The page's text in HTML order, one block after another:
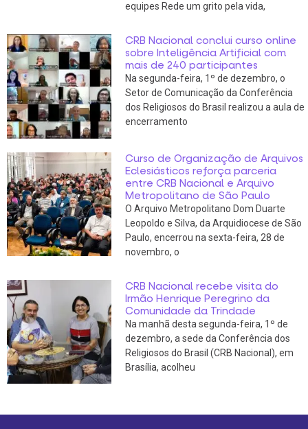
equipes Rede um grito pela vida,
CRB Nacional conclui curso online
sobre Inteligência Artificial com
mais de 240 participantes
Na segunda-feira, 1º de dezembro, o
Setor de Comunicação da Conferência
dos Religiosos do Brasil realizou a aula de
encerramento
Curso de Organização de Arquivos
Eclesiásticos reforça parceria
entre CRB Nacional e Arquivo
Metropolitano de São Paulo
O Arquivo Metropolitano Dom Duarte
Leopoldo e Silva, da Arquidiocese de São
Paulo, encerrou na sexta-feira, 28 de
novembro, o
CRB Nacional recebe visita do
Irmão Henrique Peregrino da
Comunidade da Trindade
Na manhã desta segunda-feira, 1º de
dezembro, a sede da Conferência dos
Religiosos do Brasil (CRB Nacional), em
Brasília, acolheu